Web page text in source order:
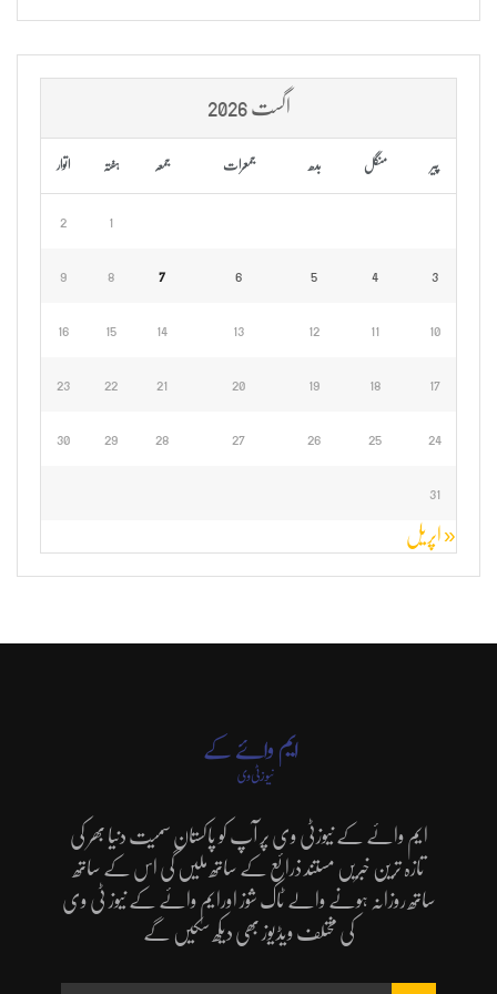
اگست 2026
پیر منگل بدھ جمعرات جمعہ ہفتہ اتوار
1
2
3
4
5
6
7
8
9
10
11
12
13
14
15
16
17
18
19
20
21
22
23
24
25
26
27
28
29
30
31
« اپریل
ایم وائے کے نیوزٹی وی پر آپ کو پاکستان سمیت دنیا بھر کی
تازہ ترین خبریں مستند ذرائع کے ساتھ ملیں گی اس کے ساتھ
ساتھ روزانہ ہونے والے ٹاک شوز اورایم وائے کے نیوز ٹی وی
کی مختلف ویڈیوز بھی دیکھ سکیں گے